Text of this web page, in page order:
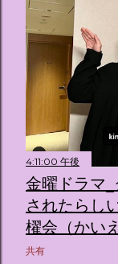
4:11:00 午後
金曜ドラマ
されたらし
櫂会（かいえ
共有